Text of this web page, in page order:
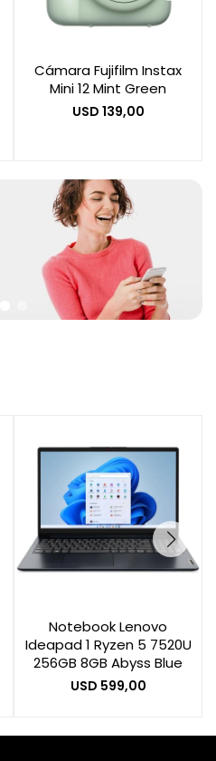
Cámara Fujifilm Instax
Mini 12 Mint Green
USD 139,00
Notebook Lenovo
Ideapad 1 Ryzen 5 7520U
256GB 8GB Abyss Blue
USD 599,00